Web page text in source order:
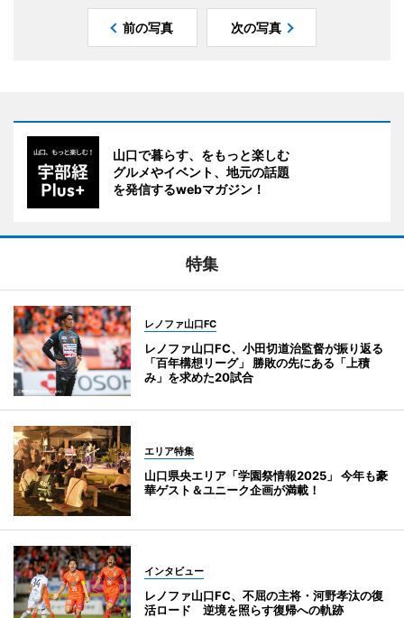
前の写真 次の写真
山口で暮らす、をもっと楽しむ
グルメやイベント、地元の話題
を発信するwebマガジン！
特集
レノファ山口FC
レノファ山口FC、小田切道治監督が振り返る
「百年構想リーグ」 勝敗の先にある「上積
み」を求めた20試合
エリア特集
山口県央エリア「学園祭情報2025」 今年も豪
華ゲスト＆ユニーク企画が満載！
インタビュー
レノファ山口FC、不屈の主将・河野孝汰の復
活ロード 逆境を照らす復帰への軌跡